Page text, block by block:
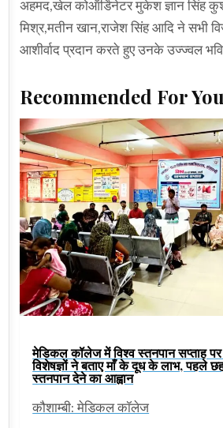
अहमद,खेल कोऑर्डिनेटर मुकेश ज्ञान सिंह
मिश्र,मतीन खान,राजेश सिंह आदि ने सभी
आशीर्वाद प्रदान करते हुए उनके उज्ज्वल
Recommended For You
मेडिकल कॉलेज में विश्व स्तनपान सप्ताह
विशेषज्ञों ने बताए माँ के दूध के लाभ, पहले
स्तनपान देने का आह्वान
कौशाम्बी: मेडिकल कॉलेज